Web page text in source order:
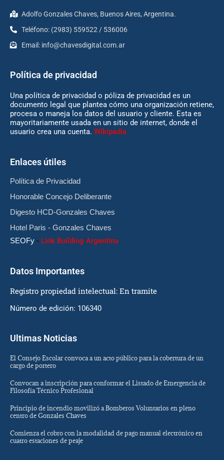
Adolfo Gonzales Chaves, Buenos Aires, Argentina.
Teléfono: (2983) 559522 / 536006
Email: info@chavesdigital.com.ar
Política de privacidad
Una política de privacidad o póliza de privacidad es un
documento legal que plantea cómo una organización retiene,
procesa o maneja los datos del usuario y cliente. Esta es
mayoritariamente usada en un sitio de internet, donde el
usuario crea una cuenta. Wikipedia
Enlaces útiles
Política de Privacidad
Honorable Concejo Deliberante
Digesto HCD-Gonzales Chaves
Hotel Paris - Gonzales Chaves
SEOFy - Link Building Argentina
Datos Importantes
Registro propiedad intelectual: En tramite
Número de edición: 106340
Ultimas Noticias
El Consejo Escolar convoca a un acto público para la cobertura de un
cargo de portero
Convocan a inscripción para conformar el Listado de Emergencia de
Filosofía Técnico Profesional
Principio de incendio movilizó a Bomberos Voluntarios en pleno
centro de Gonzales Chaves
Comienza el cobro con la modalidad de pago manual electrónico en
cuatro estaciones de peaje